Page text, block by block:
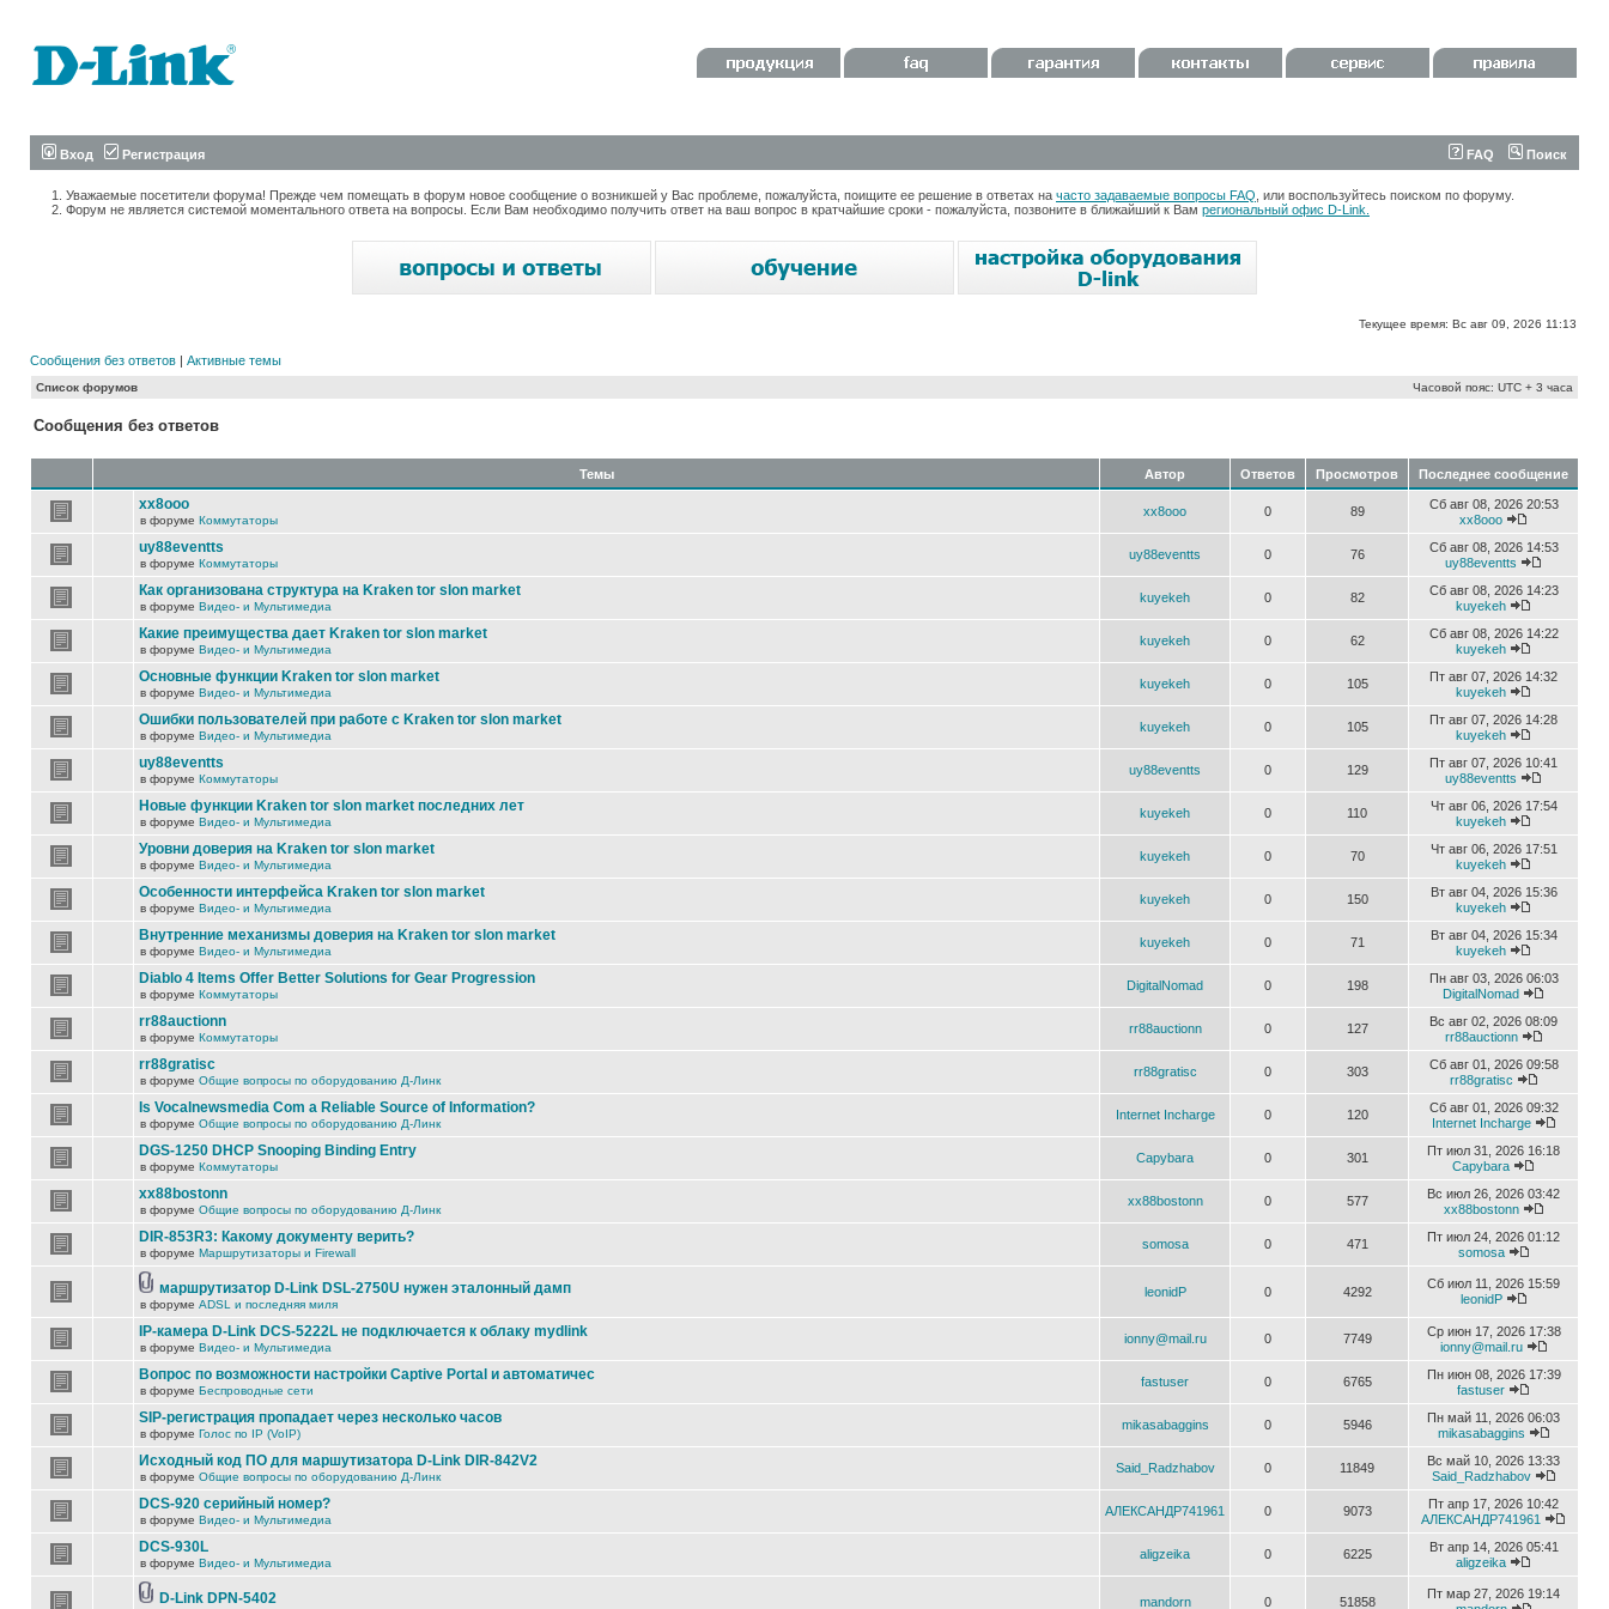
Вход Регистрация FAQ Поиск
Уважаемые посетители форума! Прежде чем помещать в форум новое сообщение о возникшей у Вас проблеме, пожалуйста, поищите ее решение в ответах на часто задаваемые вопросы FAQ , или воспользуйтесь поиском по форуму.
Форум не является системой моментального ответа на вопросы. Если Вам необходимо получить ответ на ваш вопрос в кратчайшие сроки - пожалуйста, позвоните в ближайший к Вам региональный офис D-Link.
Текущее время: Вс авг 09, 2026 11:13
Сообщения без ответов | Активные темы
Список форумов Часовой пояс: UTC + 3 часа
Сообщения без ответов
Темы Автор Ответов Просмотров Последнее сообщение
xx8ooo
в форуме Коммутаторы
xx8ooo 0 89
Сб авг 08, 2026 20:53
xx8ooo
uy88eventts
в форуме Коммутаторы
uy88eventts 0 76
Сб авг 08, 2026 14:53
uy88eventts
Как организована структура на Kraken tor slon market
в форуме Видео- и Мультимедиа
kuyekeh 0 82
Сб авг 08, 2026 14:23
kuyekeh
Какие преимущества дает Kraken tor slon market
в форуме Видео- и Мультимедиа
kuyekeh 0 62
Сб авг 08, 2026 14:22
kuyekeh
Основные функции Kraken tor slon market
в форуме Видео- и Мультимедиа
kuyekeh 0 105
Пт авг 07, 2026 14:32
kuyekeh
Ошибки пользователей при работе с Kraken tor slon market
в форуме Видео- и Мультимедиа
kuyekeh 0 105
Пт авг 07, 2026 14:28
kuyekeh
uy88eventts
в форуме Коммутаторы
uy88eventts 0 129
Пт авг 07, 2026 10:41
uy88eventts
Новые функции Kraken tor slon market последних лет
в форуме Видео- и Мультимедиа
kuyekeh 0 110
Чт авг 06, 2026 17:54
kuyekeh
Уровни доверия на Kraken tor slon market
в форуме Видео- и Мультимедиа
kuyekeh 0 70
Чт авг 06, 2026 17:51
kuyekeh
Особенности интерфейса Kraken tor slon market
в форуме Видео- и Мультимедиа
kuyekeh 0 150
Вт авг 04, 2026 15:36
kuyekeh
Внутренние механизмы доверия на Kraken tor slon market
в форуме Видео- и Мультимедиа
kuyekeh 0 71
Вт авг 04, 2026 15:34
kuyekeh
Diablo 4 Items Offer Better Solutions for Gear Progression
в форуме Коммутаторы
DigitalNomad 0 198
Пн авг 03, 2026 06:03
DigitalNomad
rr88auctionn
в форуме Коммутаторы
rr88auctionn 0 127
Вс авг 02, 2026 08:09
rr88auctionn
rr88gratisc
в форуме Общие вопросы по оборудованию Д-Линк
rr88gratisc 0 303
Сб авг 01, 2026 09:58
rr88gratisc
Is Vocalnewsmedia Com a Reliable Source of Information?
в форуме Общие вопросы по оборудованию Д-Линк
Internet Incharge 0 120
Сб авг 01, 2026 09:32
Internet Incharge
DGS-1250 DHCP Snooping Binding Entry
в форуме Коммутаторы
Capybara 0 301
Пт июл 31, 2026 16:18
Capybara
xx88bostonn
в форуме Общие вопросы по оборудованию Д-Линк
xx88bostonn 0 577
Вс июл 26, 2026 03:42
xx88bostonn
DIR-853R3: Какому документу верить?
в форуме Маршрутизаторы и Firewall
somosa 0 471
Пт июл 24, 2026 01:12
somosa
маршрутизатор D-Link DSL-2750U нужен эталонный дамп
в форуме ADSL и последняя миля
leonidP 0 4292
Сб июл 11, 2026 15:59
leonidP
IP-камера D-Link DCS-5222L не подключается к облаку mydlink
в форуме Видео- и Мультимедиа
ionny@mail.ru 0 7749
Ср июн 17, 2026 17:38
ionny@mail.ru
Вопрос по возможности настройки Captive Portal и автоматичес
в форуме Беспроводные сети
fastuser 0 6765
Пн июн 08, 2026 17:39
fastuser
SIP-регистрация пропадает через несколько часов
в форуме Голос по IP (VoIP)
mikasabaggins 0 5946
Пн май 11, 2026 06:03
mikasabaggins
Исходный код ПО для маршутизатора D-Link DIR-842V2
в форуме Общие вопросы по оборудованию Д-Линк
Said_Radzhabov 0 11849
Вс май 10, 2026 13:33
Said_Radzhabov
DCS-920 серийный номер?
в форуме Видео- и Мультимедиа
АЛЕКСАНДР741961 0 9073
Пт апр 17, 2026 10:42
АЛЕКСАНДР741961
DCS-930L
в форуме Видео- и Мультимедиа
aligzeika 0 6225
Вт апр 14, 2026 05:41
aligzeika
D-Link DPN-5402 mandorn 0 51858
Пт мар 27, 2026 19:14